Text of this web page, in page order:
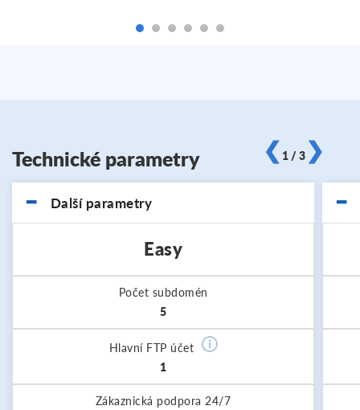
Technické parametry ❮ 1 / 3❯
Další parametry
Easy
Počet subdomén
5
Hlavní FTP účet
1
Zákaznická podpora 24/7